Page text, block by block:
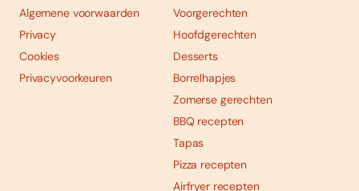
Algemene voorwaarden
Privacy
Cookies
Privacyvoorkeuren
Voorgerechten
Hoofdgerechten
Desserts
Borrelhapjes
Zomerse gerechten
BBQ recepten
Tapas
Pizza recepten
Airfryer recepten